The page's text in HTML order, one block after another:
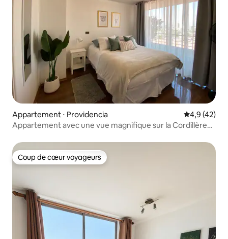
Appartement ⋅ Providencia Évaluation
4,9 (42)
Appartement avec une vue magnifique sur la Cordillère
Coup de cœur voyageurs
Coup de cœur voyageurs